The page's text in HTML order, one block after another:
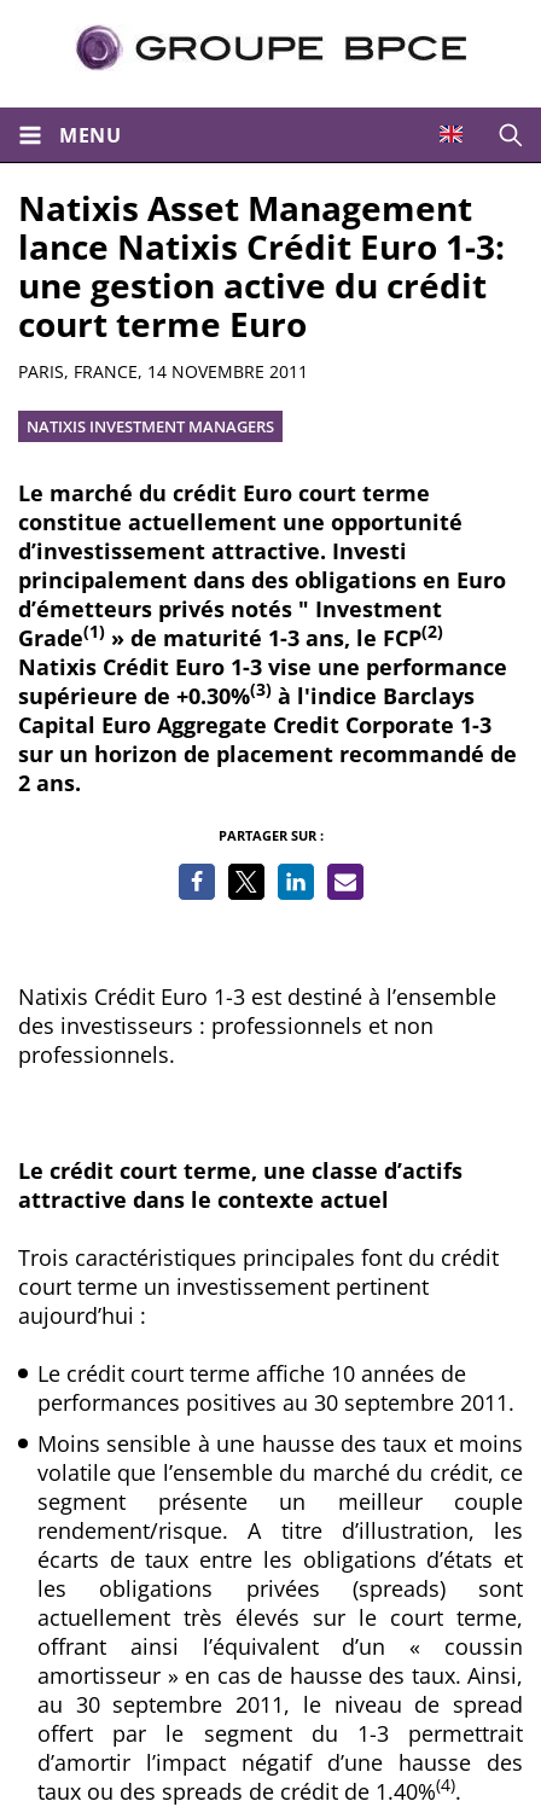
MENU
Natixis Asset Management
lance Natixis Crédit Euro 1-3:
une gestion active du crédit
court terme Euro
Résumé
PARIS, FRANCE, 14 NOVEMBRE 2011
NATIXIS INVESTMENT MANAGERS
Le marché du crédit Euro court terme
constitue actuellement une opportunité
d’investissement attractive. Investi
principalement dans des obligations en Euro
d’émetteurs privés notés " Investment
Grade(1) » de maturité 1-3 ans, le FCP(2)
Natixis Crédit Euro 1-3 vise une performance
supérieure de +0.30%(3) à l'indice Barclays
Capital Euro Aggregate Credit Corporate 1-3
sur un horizon de placement recommandé de
2 ans.
PARTAGER SUR :
Natixis Crédit Euro 1-3 est destiné à l’ensemble
des investisseurs : professionnels et non
professionnels.
Le crédit court terme, une classe d’actifs
attractive dans le contexte actuel
Trois caractéristiques principales font du crédit
court terme un investissement pertinent
aujourd’hui :
Le crédit court terme affiche 10 années de
performances positives au 30 septembre 2011.
Moins sensible à une hausse des taux et moins
volatile que l’ensemble du marché du crédit, ce
segment présente un meilleur couple
rendement/risque. A titre d’illustration, les
écarts de taux entre les obligations d’états et
les obligations privées (spreads) sont
actuellement très élevés sur le court terme,
offrant ainsi l’équivalent d’un « coussin
amortisseur » en cas de hausse des taux. Ainsi,
au 30 septembre 2011, le niveau de spread
offert par le segment du 1-3 permettrait
d’amortir l’impact négatif d’une hausse des
taux ou des spreads de crédit de 1.40%(4).